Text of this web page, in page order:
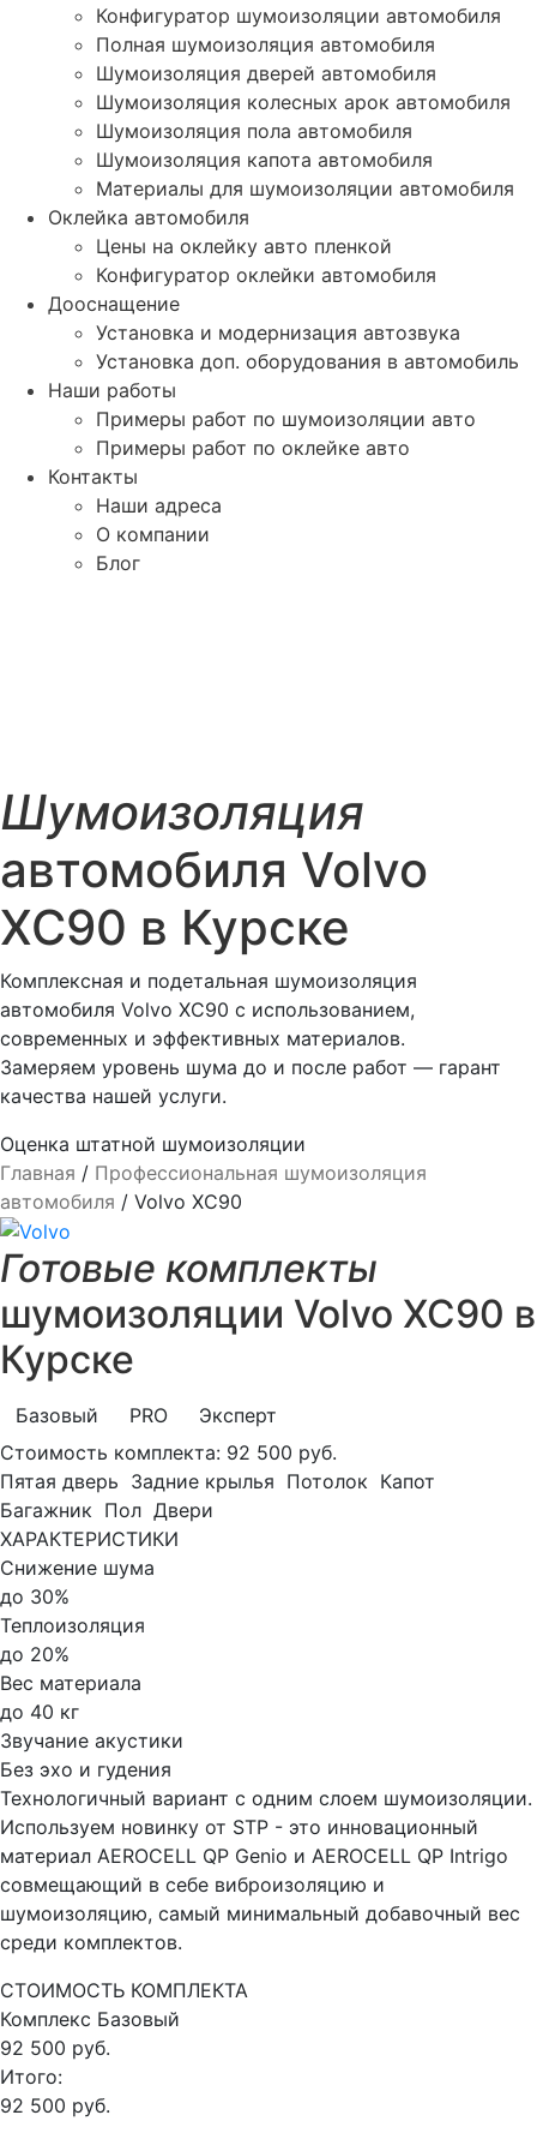
Конфигуратор шумоизоляции автомобиля
Полная шумоизоляция автомобиля
Шумоизоляция дверей автомобиля
Шумоизоляция колесных арок автомобиля
Шумоизоляция пола автомобиля
Шумоизоляция капота автомобиля
Материалы для шумоизоляции автомобиля
Оклейка автомобиля
Цены на оклейку авто пленкой
Конфигуратор оклейки автомобиля
Дооснащение
Установка и модернизация автозвука
Установка доп. оборудования в автомобиль
Наши работы
Примеры работ по шумоизоляции авто
Примеры работ по оклейке авто
Контакты
Наши адреса
О компании
Блог
Шумоизоляция
автомобиля Volvo
XC90 в Курске
Комплексная и подетальная шумоизоляция
автомобиля Volvo XC90 с использованием,
современных и эффективных материалов.
Замеряем уровень шума до и после работ — гарант
качества нашей услуги.
Оценка штатной шумоизоляции
Главная / Профессиональная шумоизоляция
автомобиля / Volvo XC90
Готовые комплекты
шумоизоляции Volvo XC90 в
Курске
Базовый PRO
Эксперт
Стоимость комплекта: 92 500 руб.
Пятая дверь Задние крылья Потолок Капот
Багажник Пол Двери
ХАРАКТЕРИСТИКИ
Снижение шума
до 30%
Теплоизоляция
до 20%
Вес материала
до 40 кг
Звучание акустики
Без эхо и гудения
Технологичный вариант с одним слоем шумоизоляции.
Используем новинку от STP - это инновационный
материал AEROCELL QP Genio и AEROCELL QP Intrigo
совмещающий в себе виброизоляцию и
шумоизоляцию, самый минимальный добавочный вес
среди комплектов.
СТОИМОСТЬ КОМПЛЕКТА
Комплекс Базовый
92 500 руб.
Итого:
92 500 руб.